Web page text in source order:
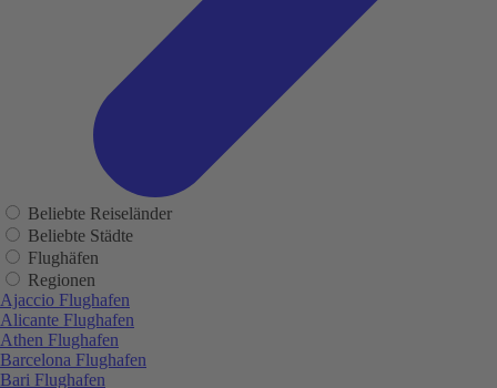
Beliebte Reiseländer
Beliebte Städte
Flughäfen
Regionen
Ajaccio Flughafen
Alicante Flughafen
Athen Flughafen
Barcelona Flughafen
Bari Flughafen